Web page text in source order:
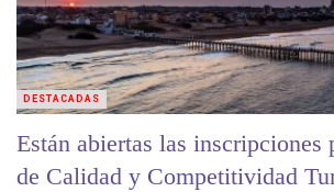
Están abiertas las inscripciones
de Calidad y Competitividad
DESTACADAS